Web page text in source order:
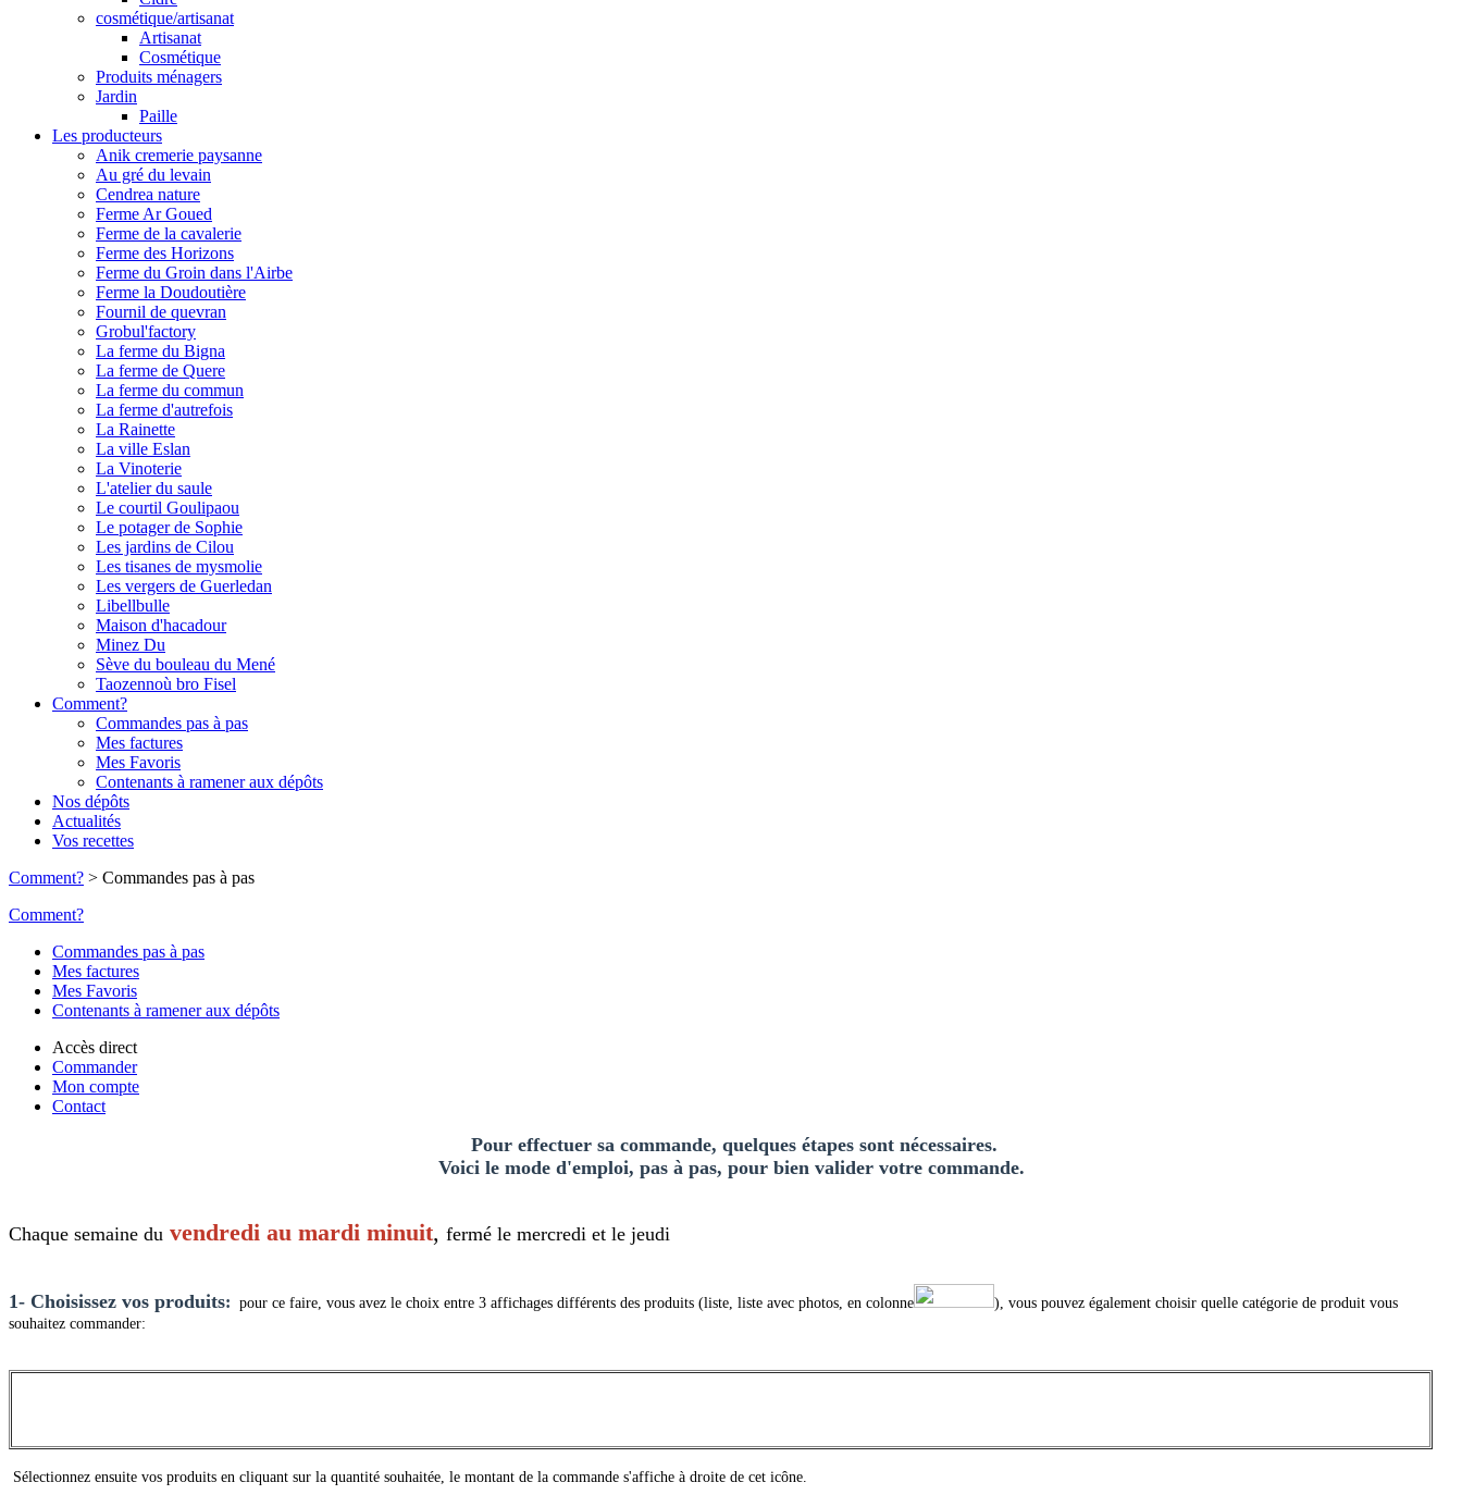
cosmétique/artisanat
Artisanat
Cosmétique
Produits ménagers
Jardin
Paille
Les producteurs
Anik cremerie paysanne
Au gré du levain
Cendrea nature
Ferme Ar Goued
Ferme de la cavalerie
Ferme des Horizons
Ferme du Groin dans l'Airbe
Ferme la Doudoutière
Fournil de quevran
Grobul'factory
La ferme du Bigna
La ferme de Quere
La ferme du commun
La ferme d'autrefois
La Rainette
La ville Eslan
La Vinoterie
L'atelier du saule
Le courtil Goulipaou
Le potager de Sophie
Les jardins de Cilou
Les tisanes de mysmolie
Les vergers de Guerledan
Libellbulle
Maison d'hacadour
Minez Du
Sève du bouleau du Mené
Taozennoù bro Fisel
Comment?
Commandes pas à pas
Mes factures
Mes Favoris
Contenants à ramener aux dépôts
Nos dépôts
Actualités
Vos recettes
Comment? > Commandes pas à pas
Comment?
Commandes pas à pas
Mes factures
Mes Favoris
Contenants à ramener aux dépôts
Accès direct
Commander
Mon compte
Contact
Pour effectuer sa commande, quelques étapes sont nécessaires.
Voici le mode d'emploi, pas à pas, pour bien valider votre commande.
Chaque semaine du vendredi au mardi minuit, fermé le mercredi et le jeudi
1- Choisissez vos produits: pour ce faire, vous avez le choix entre 3 affichages différents des produits (liste, liste avec photos, en colonne
), vous pouvez également choisir quelle catégorie de produit vous
souhaitez commander:
Sélectionnez ensuite vos produits en cliquant sur la quantité souhaitée, le montant de la commande s'affiche à droite de cet icône.